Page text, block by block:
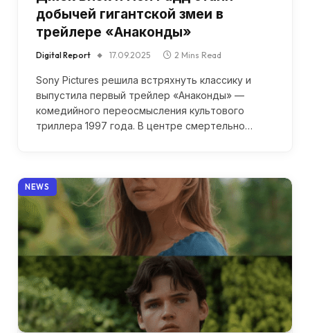
добычей гигантской змеи в
трейлере «Анаконды»
Digital Report 17.09.2025 2 Mins Read
Sony Pictures решила встряхнуть классику и
выпустила первый трейлер «Анаконды» —
комедийного переосмысления культового
триллера 1997 года. В центре смертельно…
NEWS